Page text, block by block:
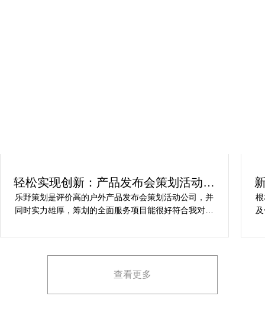
轻松实现创新：产品发布会策划活动方
案解析
乐野策划是评价高的户外产品发布会策划活动公司，并
同时实力雄厚，筹划的全面服务项目能很好符合我对保
产品发布会活动策划，想要愿意推举给期待寻求户外产
查看更多